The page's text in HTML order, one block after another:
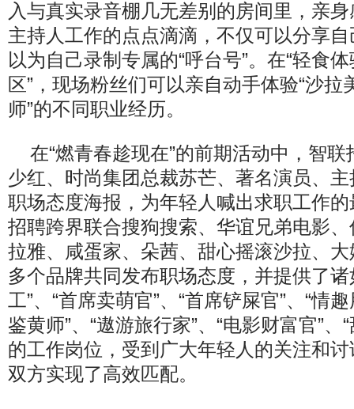
入与真实录音棚几无差别的房间里，亲
主持人工作的点点滴滴，不仅可以分享
以为自己录制专属的“呼台号”。在“轻食
区”，现场粉丝们可以亲自动手体验“沙拉
师”的不同职业经历。
在“燃青春趁现在”的前期活动中，智
少红、时尚集团总裁苏芒、著名演员、
职场态度海报，为年轻人喊出求职工作
招聘跨界联合搜狗搜索、华谊兄弟电影
拉雅、咸蛋家、朵茜、甜心摇滚沙拉、
多个品牌共同发布职场态度，并提供了诸
工”、“首席卖萌官”、“首席铲屎官”、“情
鉴黄师”、“遨游旅行家”、“电影财富官”、
的工作岗位，受到广大年轻人的关注和
双方实现了高效匹配。